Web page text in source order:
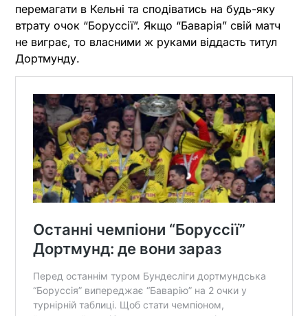
перемагати в Кельні та сподіватись на будь-яку
втрату очок “Боруссії”. Якщо “Баварія” свій матч
не виграє, то власними ж руками віддасть титул
Дортмунду.